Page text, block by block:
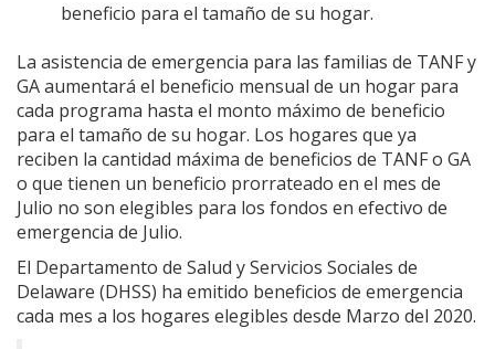
beneficio para el tamaño de su hogar.
La asistencia de emergencia para las familias de TANF y
GA aumentará el beneficio mensual de un hogar para
cada programa hasta el monto máximo de beneficio
para el tamaño de su hogar. Los hogares que ya
reciben la cantidad máxima de beneficios de TANF o GA
o que tienen un beneficio prorrateado en el mes de
Julio no son elegibles para los fondos en efectivo de
emergencia de Julio.
El Departamento de Salud y Servicios Sociales de
Delaware (DHSS) ha emitido beneficios de emergencia
cada mes a los hogares elegibles desde Marzo del 2020.